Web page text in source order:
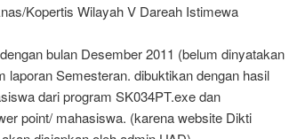
Kopertis Wilayah V Dareah Istimewa
bulan Desember 2011 (belum dinyatakan
laporan Semesteran. dibuktikan dengan hasil
dari program SK034PT.exe dan
point/ mahasiswa. (karena website Dikti